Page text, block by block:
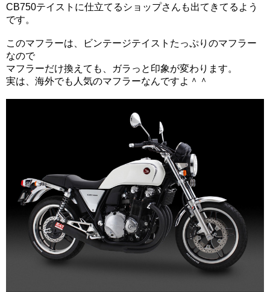
CB750テイストに仕立てるショップさんも出てきてるよう
です。
このマフラーは、ビンテージテイストたっぷりのマフラー
なので
マフラーだけ換えても、ガラっと印象が変わります。
実は、海外でも人気のマフラーなんですよ＾＾